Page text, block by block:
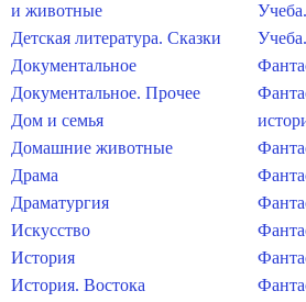
и животные
Детская литература. Сказки
Документальное
Документальное. Прочее
Дом и семья
Домашние животные
Драма
Драматургия
Искусство
История
История. Востока